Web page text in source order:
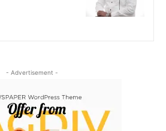
- Advertisement -